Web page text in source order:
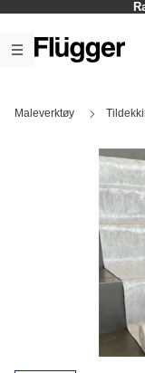
Maleverktøy